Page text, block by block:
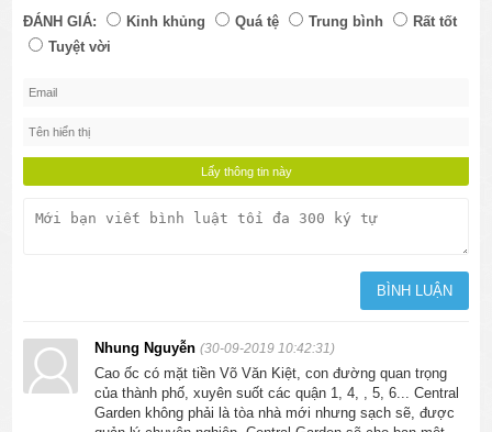
ĐÁNH GIÁ: Kinh khủng Quá tệ Trung bình
Rất tốt
Tuyệt vời
Nhung Nguyễn(30-09-2019 10:42:31)
Cao ốc có mặt tiền Võ Văn Kiệt, con đường quan trọng
của thành phố, xuyên suốt các quận 1, 4, , 5, 6... Central
Garden không phải là tòa nhà mới nhưng sạch sẽ, được